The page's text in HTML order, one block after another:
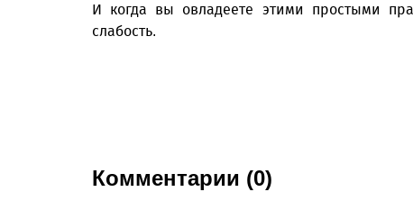
И когда вы овладеете этими простыми
слабость.
Комментарии (0)